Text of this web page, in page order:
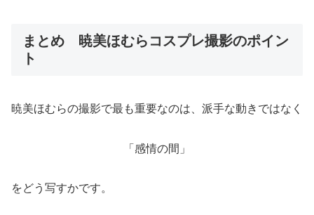
まとめ 暁美ほむらコスプレ撮影のポイン
ト
暁美ほむらの撮影で最も重要なのは、派手な動きではなく
「感情の間」
をどう写すかです。